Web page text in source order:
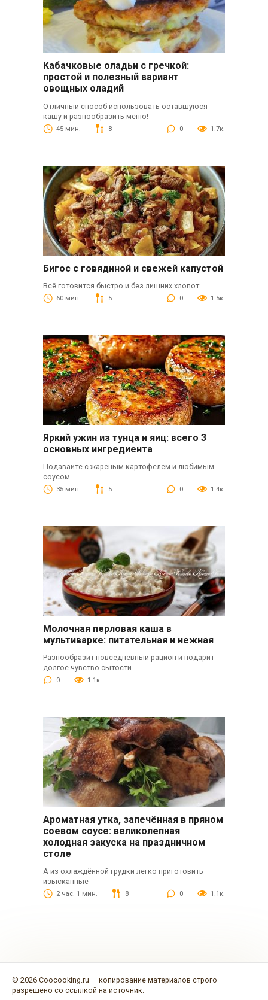
Кабачковые оладьи с гречкой:
простой и полезный вариант
овощных оладий
Отличный способ использовать оставшуюся
кашу и разнообразить меню!
45 мин. 8 0 1.7к.
Бигос с говядиной и свежей капустой
Всё готовится быстро и без лишних хлопот.
60 мин. 5 0 1.5к.
Яркий ужин из тунца и яиц: всего 3
основных ингредиента
Подавайте с жареным картофелем и любимым
соусом.
35 мин. 5 0 1.4к.
Молочная перловая каша в
мультиварке: питательная и нежная
Разнообразит повседневный рацион и подарит
долгое чувство сытости.
0 1.1к.
Ароматная утка, запечённая в пряном
соевом соусе: великолепная
холодная закуска на праздничном
столе
А из охлаждённой грудки легко приготовить
изысканные
2 час. 1 мин. 8 0 1.1к.
© 2026 Coocooking.ru — копирование материалов строго
разрешено со ссылкой на источник.